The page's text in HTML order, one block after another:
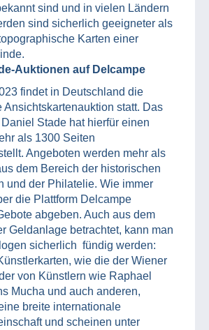
sind und in vielen Ländern
sind sicherlich geeigneter als
Karten einer
Auktionen auf Delcampe
findet in Deutschland die
Ansichtskartenauktion statt. Das
Stade hat hierfür einen
als 1300 Seiten
Angeboten werden mehr als
dem Bereich der historischen
und der Philatelie. Wie immer
die Plattform Delcampe
abgeben. Auch aus dem
Geldanlage betrachtet, kann man
sicherlich fündig werden:
wie die der Wiener
von Künstlern wie Raphael
Mucha und auch anderen,
breite internationale
und scheinen unter